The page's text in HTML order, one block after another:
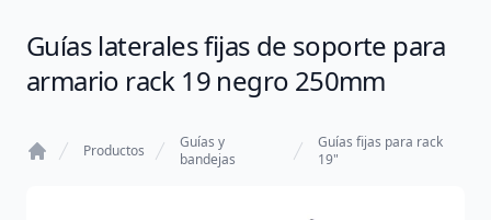
Guías laterales fijas de soporte para
armario rack 19 negro 250mm
Productos
Guías y
bandejas
Guías fijas para rack
19"